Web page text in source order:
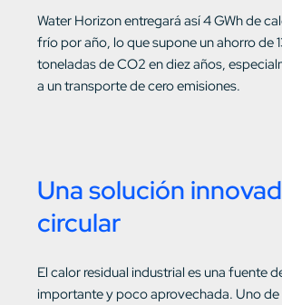
Water Horizon entregará así 4 GWh de
frío por año, lo que supone un ahorro de
toneladas de CO2 en diez años,
a un transporte de cero emisiones.
Una solución
circular
El calor residual industrial es una fuente
importante y poco aprovechada. Uno